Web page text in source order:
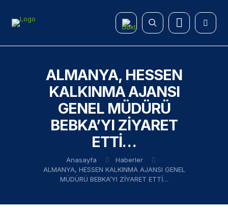
ALMANYA, HESSEN
KALKINMA AJANSI
GENEL MÜDÜRÜ
BEBKA’YI ZİYARET
ETTİ…
Anasayfa
Haberler
ALMANYA, HESSEN KALKINMA AJANSI GENEL
MÜDÜRÜ BEBKA’YI ZİYARET ETTİ…